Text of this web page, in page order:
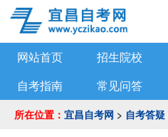
网站首页 招生院校
自考指南
常见问答
所在位置： 宜昌自考网 > 自考答疑